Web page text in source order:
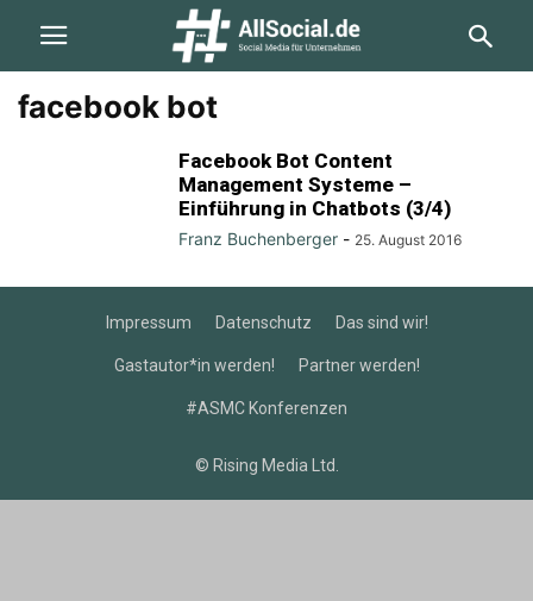
facebook bot
Facebook Bot Content
Management Systeme –
Einführung in Chatbots (3/4)
Franz Buchenberger - 25. August 2016
Impressum Datenschutz Das sind wir!
Gastautor*in werden! Partner werden!
#ASMC Konferenzen
© Rising Media Ltd.